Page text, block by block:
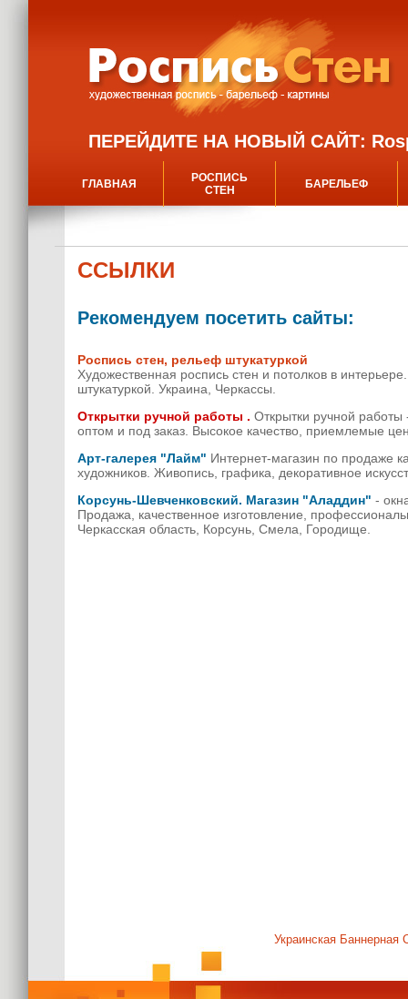
ПЕРЕЙДИТЕ НА НОВЫЙ САЙТ:
ГЛАВНАЯ
РОСПИСЬ
СТЕН
БАРЕЛЬЕФ
ССЫЛКИ
Рекомендуем посетить сайты:
Роспись стен, рельеф штукатуркой
Художественная роспись стен и потолков в
штукатуркой. Украина, Черкассы.
Открытки ручной работы . Открытки ручной работы
оптом и под заказ. Высокое качество, приемлемые
Арт-галерея "Лайм" Интернет-магазин по продаже
художников. Живопись, графика, декоративное
Корсунь-Шевченковский. Магазин "Аладдин" -
Продажа, качественное изготовление,
Черкасская область, Корсунь, Смела, Городище.
Украинская Баннерная